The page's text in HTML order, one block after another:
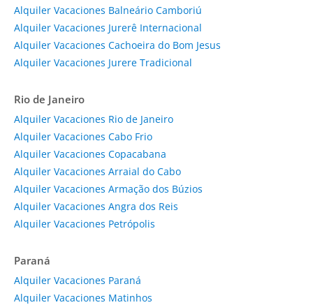
Alquiler Vacaciones Balneário Camboriú
Alquiler Vacaciones Jurerê Internacional
Alquiler Vacaciones Cachoeira do Bom Jesus
Alquiler Vacaciones Jurere Tradicional
Rio de Janeiro
Alquiler Vacaciones Rio de Janeiro
Alquiler Vacaciones Cabo Frio
Alquiler Vacaciones Copacabana
Alquiler Vacaciones Arraial do Cabo
Alquiler Vacaciones Armação dos Búzios
Alquiler Vacaciones Angra dos Reis
Alquiler Vacaciones Petrópolis
Paraná
Alquiler Vacaciones Paraná
Alquiler Vacaciones Matinhos